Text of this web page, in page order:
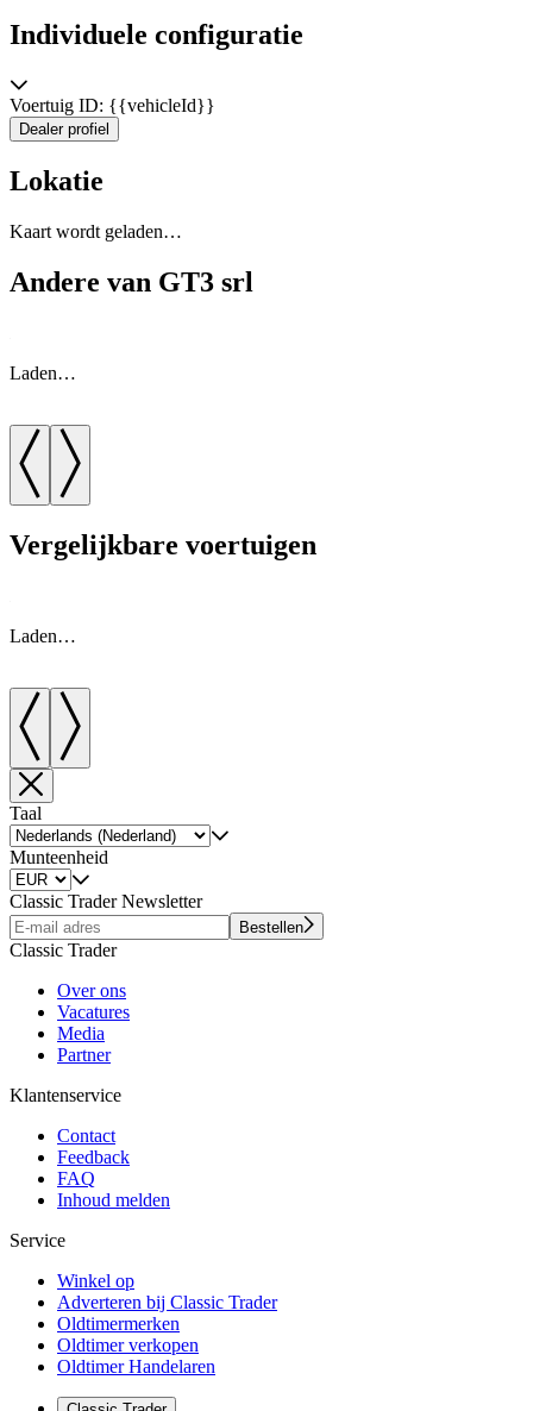
Individuele configuratie
Voertuig ID: {{vehicleId}}
Dealer profiel
Lokatie
Kaart wordt geladen…
Andere van GT3 srl
Laden…
Vergelijkbare voertuigen
Laden…
Taal
Munteenheid
Classic Trader Newsletter
Bestellen
Classic Trader
Over ons
Vacatures
Media
Partner
Klantenservice
Contact
Feedback
FAQ
Inhoud melden
Service
Winkel op
Adverteren bij Classic Trader
Oldtimermerken
Oldtimer verkopen
Oldtimer Handelaren